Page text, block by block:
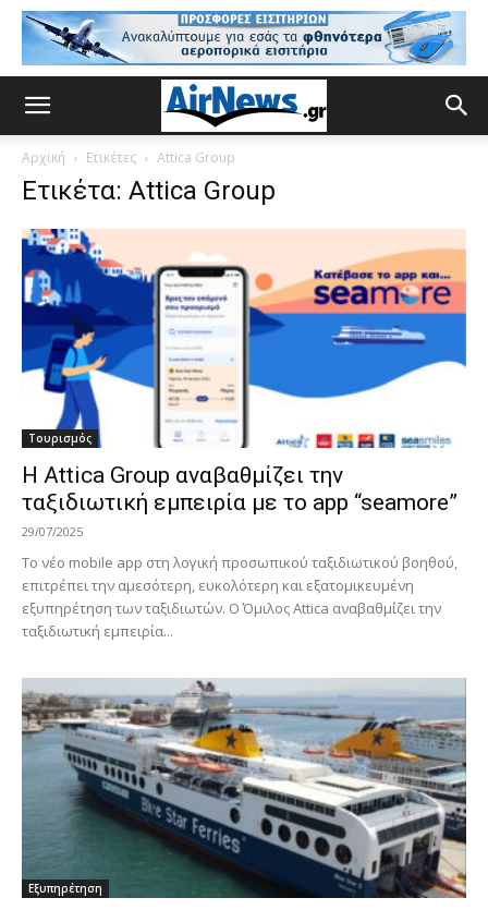
Αρχική Ετικέτες Attica Group
Ετικέτα: Attica Group
Τουρισμός
H Attica Group αναβαθμίζει την
ταξιδιωτική εμπειρία με το app “seamore”
29/07/2025
Το νέο mobile app στη λογική προσωπικού ταξιδιωτικού βοηθού,
επιτρέπει την αμεσότερη, ευκολότερη και εξατομικευμένη
εξυπηρέτηση των ταξιδιωτών. Ο Όμιλος Attica αναβαθμίζει την
ταξιδιωτική εμπειρία...
Εξυπηρέτηση